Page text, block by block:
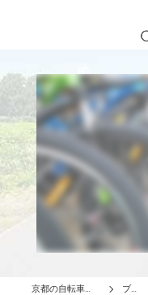
京都の自転車はCYCLE CARE ブログ